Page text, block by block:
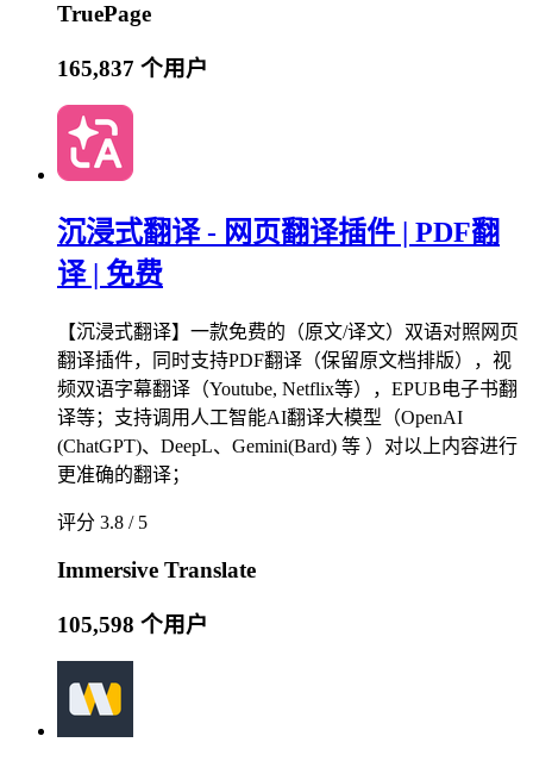
TruePage
165,837 个用户
沉浸式翻译 - 网页翻译插件 | PDF翻
译 | 免费
【沉浸式翻译】一款免费的（原文/译文）双语对照网页
翻译插件，同时支持PDF翻译（保留原文档排版），视
频双语字幕翻译（Youtube, Netflix等），EPUB电子书翻
译等；支持调用人工智能AI翻译大模型（OpenAI
(ChatGPT)、DeepL、Gemini(Bard) 等 ）对以上内容进行
更准确的翻译；
评分 3.8 / 5
Immersive Translate
105,598 个用户